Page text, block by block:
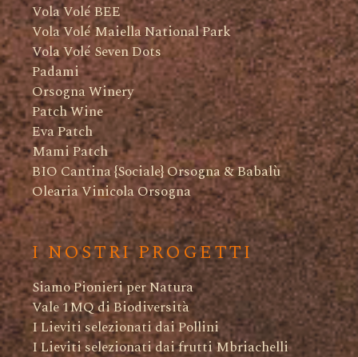
Vola Volé BEE
Vola Volé Maiella National Park
Vola Volé Seven Dots
Padami
Orsogna Winery
Patch Wine
Eva Patch
Mami Patch
BIO Cantina {Sociale} Orsogna & Babalù
Olearia Vinicola Orsogna
I NOSTRI PROGETTI
Siamo Pionieri per Natura
Vale 1MQ di Biodiversità
I Lieviti selezionati dai Pollini
I Lieviti selezionati dai frutti Mbriachelli